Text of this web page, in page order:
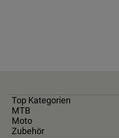
Top Kategorien
MTB
Moto
Zubehör